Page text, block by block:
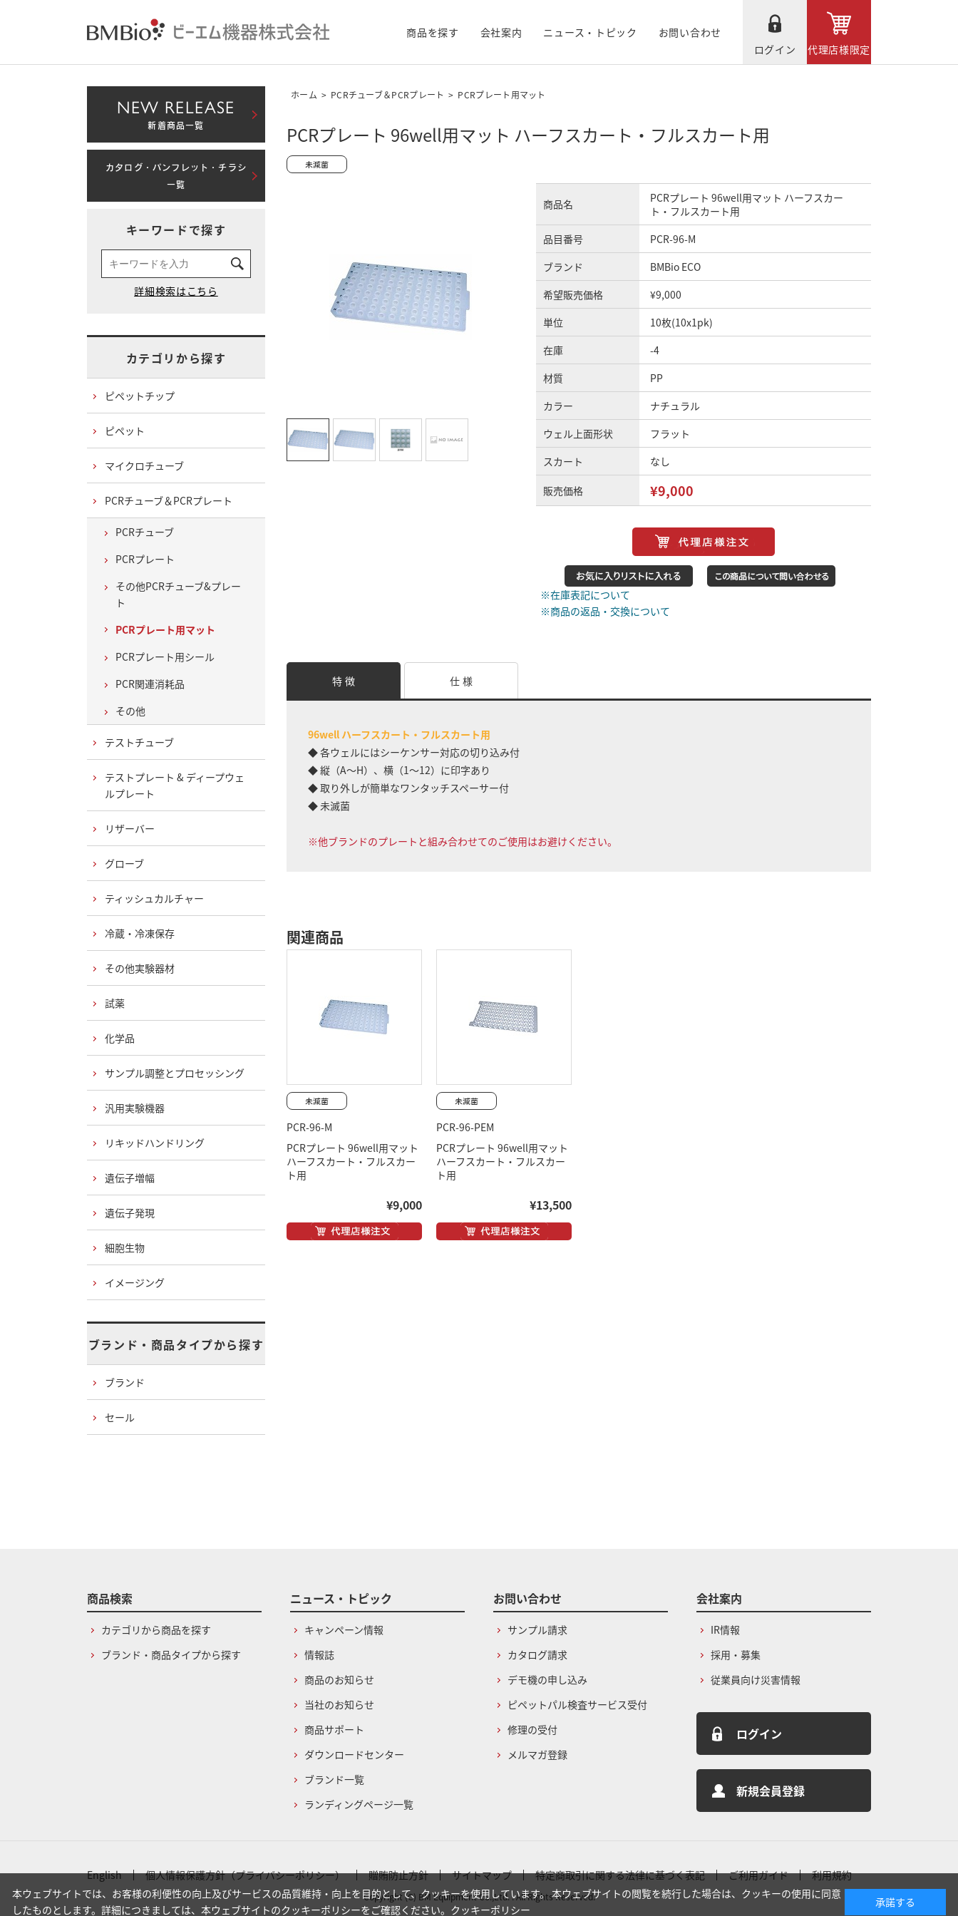
商品を探す 会社案内 ニュース・トピック
お問い合わせ
ログイン
代理店様限定
ホーム > PCRチューブ＆PCRプレート > PCRプレート用マット
PCRプレート 96well用マット ハーフスカート・フルスカート用
商品名
PCRプレート 96well用マット ハーフスカー
ト・フルスカート用
品目番号
PCR-96-M
ブランド
BMBio ECO
希望販売価格
¥9,000
単位
10枚(10x1pk)
在庫
-4
材質
PP
カラー
ナチュラル
ウェル上面形状
フラット
スカート
なし
販売価格 ¥9,000
※在庫表記について
※商品の返品・交換について
特 徴 仕 様
96well ハーフスカート・フルスカート用
◆ 各ウェルにはシーケンサー対応の切り込み付
◆ 縦（A～H）、横（1～12）に印字あり
◆ 取り外しが簡単なワンタッチスペーサー付
◆ 未滅菌
※他ブランドのプレートと組み合わせてのご使用はお避けください。
関連商品
PCR-96-M
PCRプレート 96well用マット
ハーフスカート・フルスカー
ト用
¥9,000
PCR-96-PEM
PCRプレート 96well用マット
ハーフスカート・フルスカー
ト用
¥13,500
NEW RELEASE
新着商品一覧
カタログ・パンフレット・チラシ
一覧
キーワードで探す
カテゴリから探す
ピペットチップ
ピペット
マイクロチューブ
PCRチューブ＆PCRプレート
PCRチューブ
PCRプレート
その他PCRチューブ&プレー
ト
PCRプレート用マット
PCRプレート用シール
PCR関連消耗品
その他
テストチューブ
テストプレート & ディープウェ
ルプレート
リザーバー
グローブ
ティッシュカルチャー
冷蔵・冷凍保存
その他実験器材
試薬
化学品
サンプル調整とプロセッシング
汎用実験機器
リキッドハンドリング
遺伝子増幅
遺伝子発現
細胞生物
イメージング
ブランド・商品タイプから探す
ブランド
セール
商品検索
カテゴリから商品を探す
ブランド・商品タイプから探す
ニュース・トピック
キャンペーン情報
情報誌
商品のお知らせ
当社のお知らせ
商品サポート
ダウンロードセンター
ブランド一覧
ランディングページ一覧
お問い合わせ
サンプル請求
カタログ請求
デモ機の申し込み
ピペットパル検査サービス受付
修理の受付
メルマガ登録
会社案内
IR情報
採用・募集
従業員向け災害情報
ログイン
新規会員登録
English 個人情報保護方針（プライバシーポリシー） 贈賄防止方針 サイトマップ 特定商取引に関する法律に基づく表記 ご利用ガイド 利用規約
Copyright (C) BM Equipment Co.,Ltd. . All Rights Reserved.
本ウェブサイトでは、お客様の利便性の向上及びサービスの品質維持・向上を目的として、クッキーを使用しています。 本ウェブサイトの閲覧を続行した場合は、クッキーの使用に同意
したものとします。詳細につきましては、本ウェブサイトのクッキーポリシーをご確認ください。 クッキーポリシー
承諾する